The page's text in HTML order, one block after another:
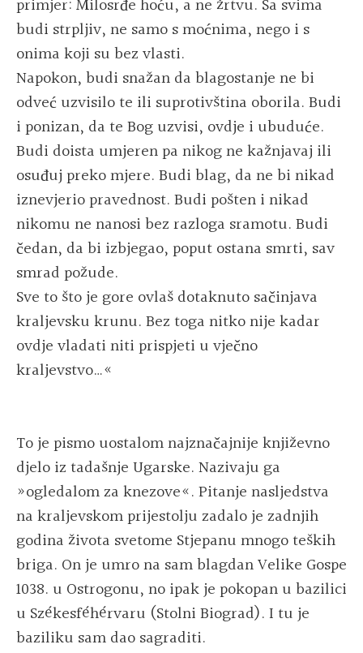
primjer: Milosrđe hoću, a ne žrtvu. Sa svima
budi strpljiv, ne samo s moćnima, nego i s
onima koji su bez vlasti.
Napokon, budi snažan da blagostanje ne bi
odveć uzvisilo te ili suprotivština oborila. Budi
i ponizan, da te Bog uzvisi, ovdje i ubuduće.
Budi doista umjeren pa nikog ne kažnjavaj ili
osuđuj preko mjere. Budi blag, da ne bi nikad
iznevjerio pravednost. Budi pošten i nikad
nikomu ne nanosi bez razloga sramotu. Budi
čedan, da bi izbjegao, poput ostana smrti, sav
smrad požude.
Sve to što je gore ovlaš dotaknuto sačinjava
kraljevsku krunu. Bez toga nitko nije kadar
ovdje vladati niti prispjeti u vječno
kraljevstvo…«
To je pismo uostalom najznačajnije književno
djelo iz tadašnje Ugarske. Nazivaju ga
»ogledalom za knezove«. Pitanje nasljedstva
na kraljevskom prijestolju zadalo je zadnjih
godina života svetome Stjepanu mnogo teških
briga. On je umro na sam blagdan Velike Gospe
1038. u Ostrogonu, no ipak je pokopan u bazilici
u Székesféhérvaru (Stolni Biograd). I tu je
baziliku sam dao sagraditi.